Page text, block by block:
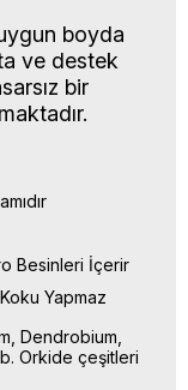
boyda
ve destek
bir
Besinleri İçerir
Yapmaz
Dendrobium,
Orkide çeşitleri